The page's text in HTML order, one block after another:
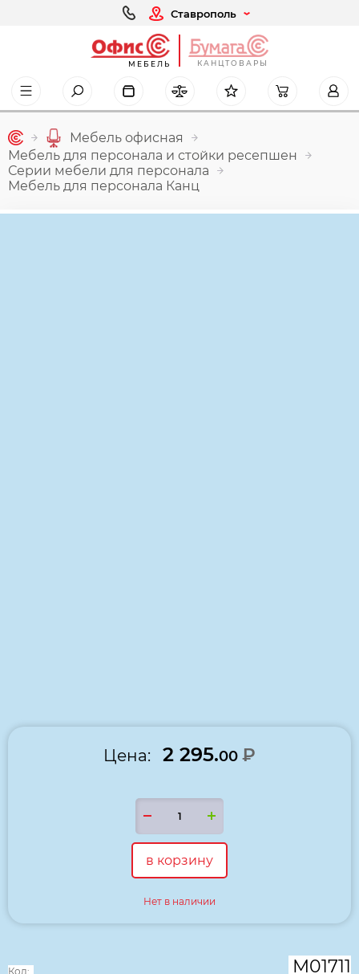
Ставрополь
МЕБЕЛЬ КАНЦТОВАРЫ
Мебель офисная
Мебель для персонала и стойки ресепшен
Серии мебели для персонала
Мебель для персонала Канц
Код: М01711
Цена: 2 295.00 ₽
в корзину
Нет в наличии